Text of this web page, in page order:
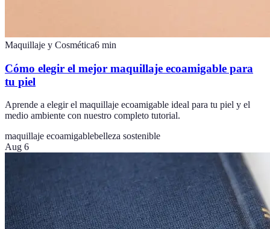
Maquillaje y Cosmética6 min
Cómo elegir el mejor maquillaje ecoamigable para
tu piel
Aprende a elegir el maquillaje ecoamigable ideal para tu piel y el
medio ambiente con nuestro completo tutorial.
maquillaje ecoamigablebelleza sostenible
Aug 6